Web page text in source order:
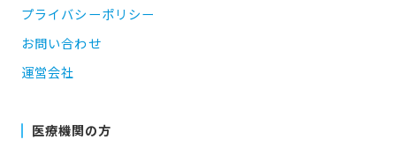
プライバシーポリシー
お問い合わせ
運営会社
医療機関の方